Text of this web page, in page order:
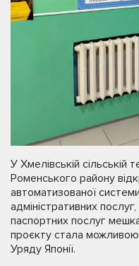
У Хмелівській сільській
Роменського району
автоматизованої
адміністративних
паспортних послуг
проєкту стала можливою
Уряду Японії.